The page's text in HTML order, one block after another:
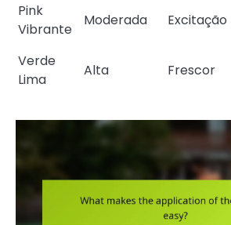
Pink
Vibrante
Moderada Excitação
Verde
Lima
Alta Frescor